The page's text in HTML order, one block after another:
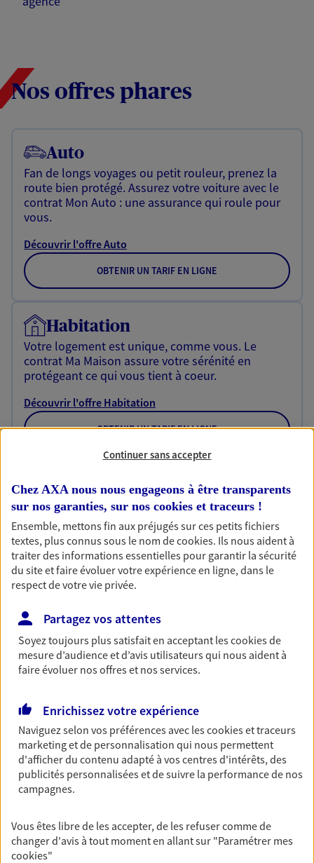
Nos offres phares
Auto
Fan de longs voyages ou petit rouleur, prenez la
route bien protégé. Assurez votre voiture avec le
contrat Mon Auto : une assurance qui roule pour
vous.
Découvrir l'offre Auto
OBTENIR UN TARIF EN LIGNE
Habitation
Votre logement est unique, comme vous. Le
contrat Ma Maison assure votre sérénité en
protégeant ce qui vous tient à coeur.
Découvrir l'offre Habitation
OBTENIR UN TARIF EN LIGNE
Garantie Accidents de la Vie
Bricoleuse, féru de jardinage, pâtissier en herbe
ou grande lectrice… personne n'est à l'abri d'un
accident du quotidien. Avec Ma Protection
Accident, protégez votre qualité de vie et vos
revenus.
Découvrir l'offre Garantie Accidents de la Vie
OBTENIR UN TARIF EN LIGNE
Multirisque Entreprise
assurance multirisque entreprise. Un contrat
unique pour protéger vos locaux, matériels pro,
équipements et stocks… sans oublier votre
responsabilité civile.
Découvrir l'offre Multirisque Entreprise
Continuer sans accepter
Chez AXA nous nous engageons à être transparents
sur nos garanties, sur nos cookies et traceurs !
Ensemble, mettons fin aux préjugés sur ces petits fichiers
textes, plus connus sous le nom decookies. Ils nous aident à
traiter des informations essentielles pour garantir la sécurité
du site et faire évoluer votre expérience en ligne, dans le
respect de votre vie privée.
Partagez vos attentes
Soyez toujours plus satisfait en acceptant lescookiesde
mesure d’audience et d’avis utilisateurs qui nous aident à
faire évoluer nos offres et nos services.
Enrichissez votre expérience
Naviguez selon vos préférences avec lescookies et traceurs
marketing et de personnalisation qui nous permettent
d'afficher du contenu adapté à vos centres d'intérêts, des
publicités personnalisées et de suivre la performance de nos
campagnes.
Vous êtes libre de les accepter, de les refuser comme de
changer d'avis à tout moment en allant sur "Paramétrer mes
cookies"